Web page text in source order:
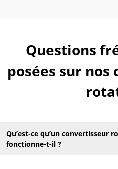
Questions
posées sur
Qu’est-ce qu’un convertisseur
fonctionne-t-il ?